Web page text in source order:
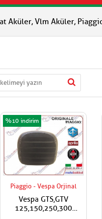
Aküler, Piaggio Orjinal
Piaggio - Vespa Orjinal
Vespa GTS,GTV
125,150,250,300
%10